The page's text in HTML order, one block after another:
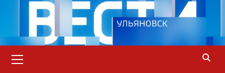
содержимому
меню